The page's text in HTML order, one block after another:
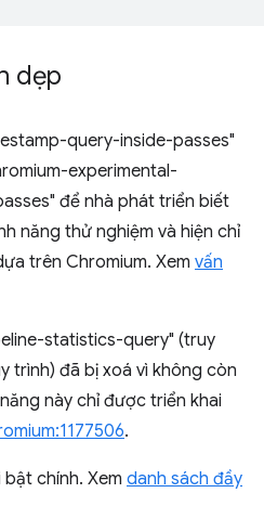
dẹp
query-inside-passes"
experimental-
để nhà phát triển biết
năng thử nghiệm và hiện chỉ
trên Chromium. Xem vấn
statistics-query" (truy
trình) đã bị xoá vì không còn
này chỉ được triển khai
.
chính. Xem danh sách đầy